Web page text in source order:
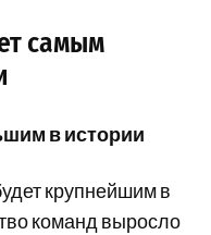
самым
в истории
крупнейшим в
команд выросло